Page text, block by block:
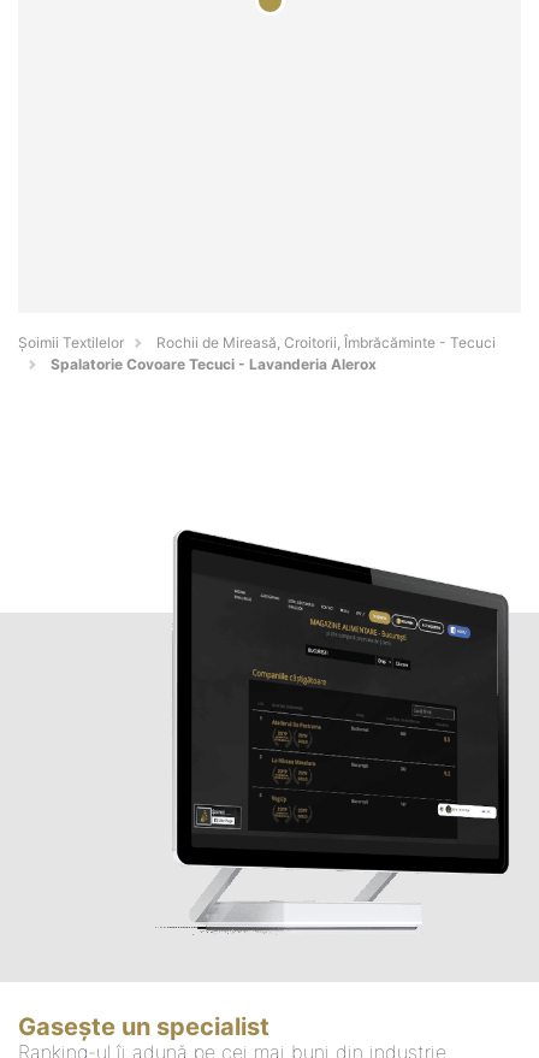
Șoimii Textilelor
Rochii de Mireasă, Croitorii, Îmbrăcăminte - Tecuci
Spalatorie Covoare Tecuci - Lavanderia Alerox
Gasește un specialist
Ranking-ul îi adună pe cei mai buni din industrie